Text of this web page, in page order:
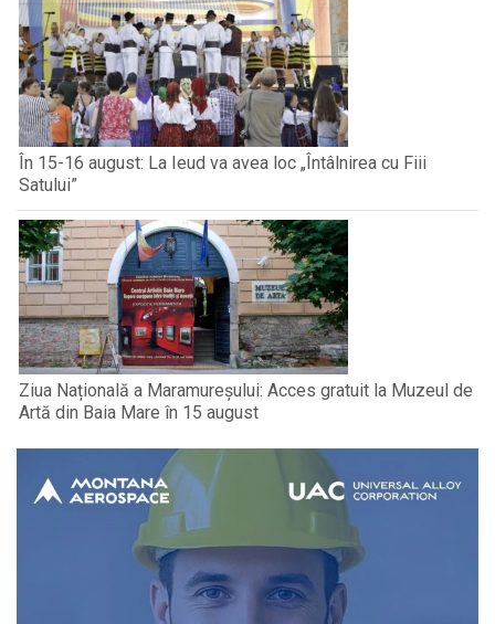
În 15-16 august: La Ieud va avea loc „Întâlnirea cu Fiii
Satului”
Ziua Națională a Maramureșului: Acces gratuit la Muzeul de
Artă din Baia Mare în 15 august